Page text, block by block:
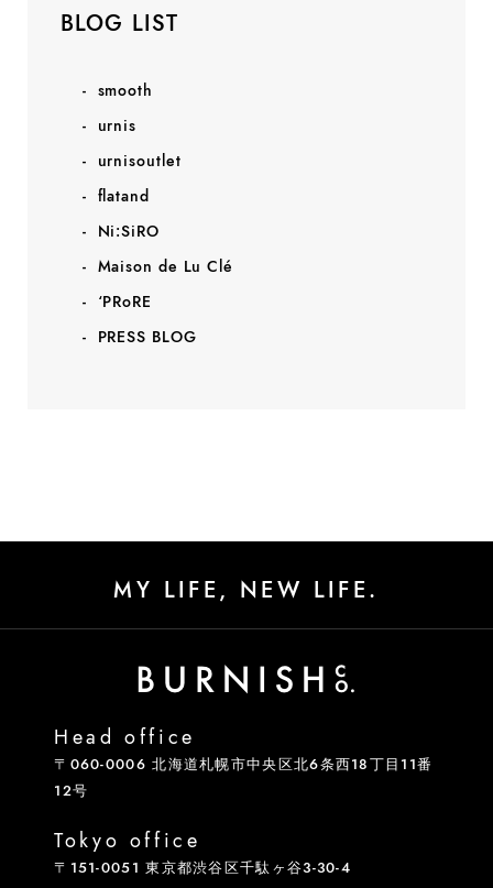
BLOG LIST
smooth
urnis
urnisoutlet
flatand
Ni:SiRO
Maison de Lu Clé
‘PRoRE
PRESS BLOG
MY LIFE, NEW LIFE.
Head office
〒060-0006 北海道札幌市中央区北6条西18丁目11番
12号
Tokyo office
〒151-0051 東京都渋谷区千駄ヶ谷3-30-4